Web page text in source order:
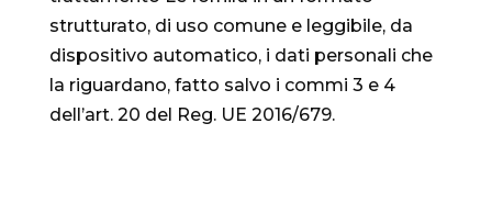
strutturato, di uso comune e leggibile, da
dispositivo automatico, i dati personali che
la riguardano, fatto salvo i commi 3 e 4
dell’art. 20 del Reg. UE 2016/679.